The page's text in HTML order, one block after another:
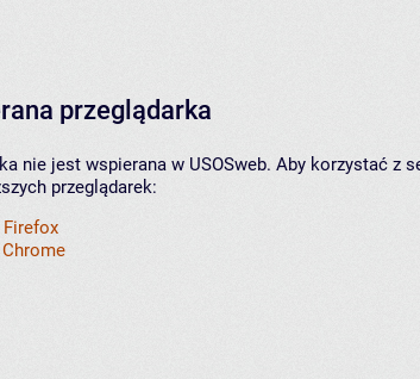
przeglądarka
nie jest wspierana w USOSweb. Aby korzystać z
przeglądarek: